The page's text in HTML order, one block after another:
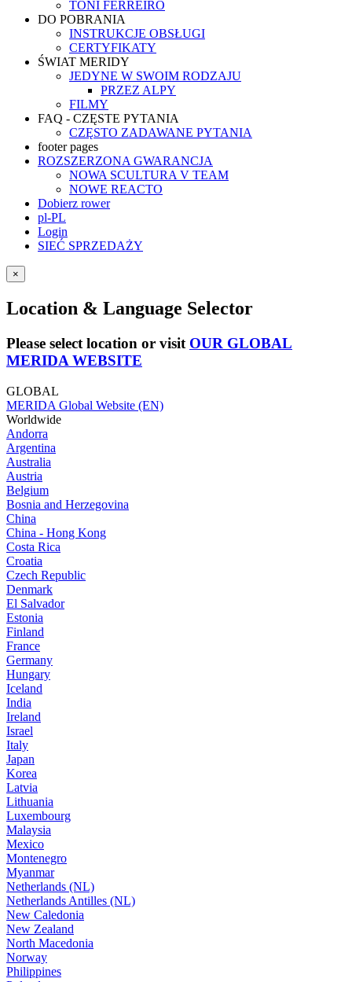
TONI FERREIRO
DO POBRANIA
INSTRUKCJE OBSŁUGI
CERTYFIKATY
ŚWIAT MERIDY
JEDYNE W SWOIM RODZAJU
PRZEZ ALPY
FILMY
FAQ - CZĘSTE PYTANIA
CZĘSTO ZADAWANE PYTANIA
footer pages
ROZSZERZONA GWARANCJA
NOWA SCULTURA V TEAM
NOWE REACTO
Dobierz rower
pl-PL
Login
SIEĆ SPRZEDAŻY
×
Location & Language Selector
Please select location or visit OUR GLOBAL
MERIDA WEBSITE
GLOBAL
MERIDA Global Website (EN)
Worldwide
Andorra
Argentina
Australia
Austria
Belgium
Bosnia and Herzegovina
China
China - Hong Kong
Costa Rica
Croatia
Czech Republic
Denmark
El Salvador
Estonia
Finland
France
Germany
Hungary
Iceland
India
Ireland
Israel
Italy
Japan
Korea
Latvia
Lithuania
Luxembourg
Malaysia
Mexico
Montenegro
Myanmar
Netherlands (NL)
Netherlands Antilles (NL)
New Caledonia
New Zealand
North Macedonia
Norway
Philippines